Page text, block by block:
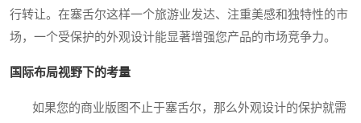
行转让。在塞舌尔这样一个旅游业发达、注重美感和独特性的市
场，一个受保护的外观设计能显著增强您产品的市场竞争力。
国际布局视野下的考量
如果您的商业版图不止于塞舌尔，那么外观设计的保护就需